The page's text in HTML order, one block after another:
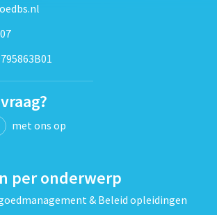
met ons op
per onderwerp
& Beleid opleidingen